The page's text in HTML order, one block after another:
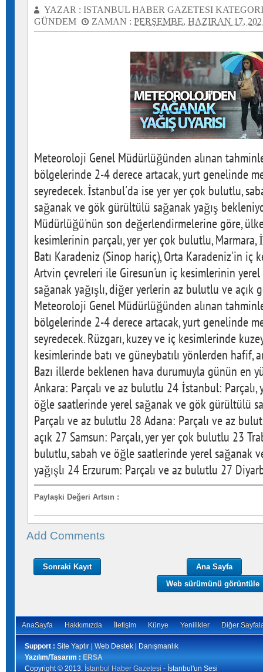
YAZAR : ISTANBUL HABER GAZETESI
GÜNDEM
ZAMAN : PERŞEMBE, HAZIRAN 17,
Meteoroloji Genel Müdürlüğünden alınan
bölgelerinde 2-4 derece artacak, yurt genelinde
seyredecek. İstanbul'da ise yer yer çok bulutlu,
sağanak ve gök gürültülü sağanak yağış
Müdürlüğü'nün son değerlendirmelerine göre,
kesimlerinin parçalı, yer yer çok bulutlu, Marmara,
Batı Karadeniz (Sinop hariç), Orta Karadeniz'in iç
Artvin çevreleri ile Giresun'un iç kesimlerinin
sağanak yağışlı, diğer yerlerin az bulutlu ve açık
Meteoroloji Genel Müdürlüğünden alınan
bölgelerinde 2-4 derece artacak, yurt genelinde
seyredecek. Rüzgarı, kuzey ve iç kesimlerinde
kesimlerinde batı ve güneybatılı yönlerden hafif,
Bazı illerde beklenen hava durumuyla günün en
Ankara: Parçalı ve az bulutlu 24 İstanbul:
öğle saatlerinde yerel sağanak ve gök gürültülü
Parçalı ve az bulutlu 28 Adana: Parçalı ve az
açık 27 Samsun: Parçalı, yer yer çok bulutlu 23
bulutlu, sabah ve öğle saatlerinde yerel sağanak
yağışlı 24 Erzurum: Parçalı ve az bulutlu 27
Paylaşki Değeri Artsın :
Add Comments
Sonraki Kayıt
Ana Sayfa
Web sürümünü görüntüle
AnaSayfa Hakkımızda İletişim Künye Yenilikler Diğer
Support : Site Yaptır | Web Destek | Danışmanlık
Yazılım/Tasarım : ERSA
Copyright © 2013. İstanbul Haber Gazetesi - İstanbul'un Sesi